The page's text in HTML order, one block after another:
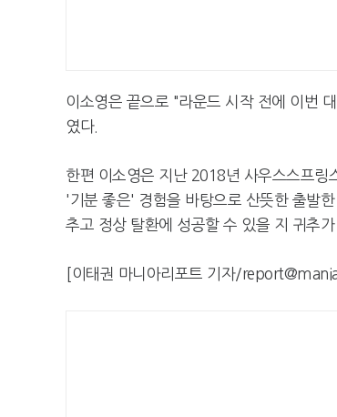
이소영은 끝으로 "라운드 시작 전에 이번
였다.
한편 이소영은 지난 2018년 사우스스프링
'기분 좋은' 경험을 바탕으로 산뜻한 출발
추고 정상 탈환에 성공할 수 있을 지 귀추가
[이태권 마니아리포트 기자/